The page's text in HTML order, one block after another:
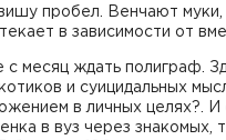
пробел. Венчают муки,
в зависимости от
с месяц ждать полиграф.
и суицидальных
в личных целях?. И
в вуз через знакомых,